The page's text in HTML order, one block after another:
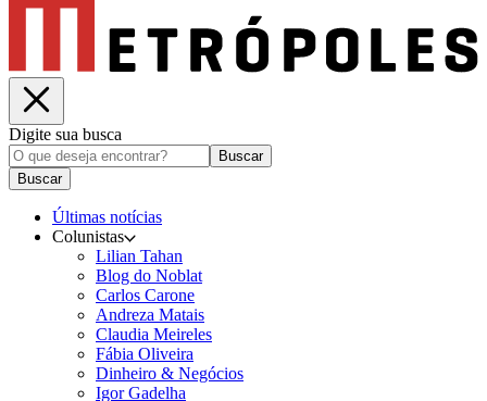
Digite sua busca
Buscar
Buscar
Últimas notícias
Colunistas
Lilian Tahan
Blog do Noblat
Carlos Carone
Andreza Matais
Claudia Meireles
Fábia Oliveira
Dinheiro & Negócios
Igor Gadelha